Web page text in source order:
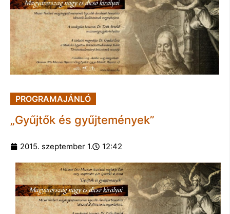
PROGRAMAJÁNLÓ
„Gyűjtők és gyűjtemények”
2015. szeptember 1. 12:42